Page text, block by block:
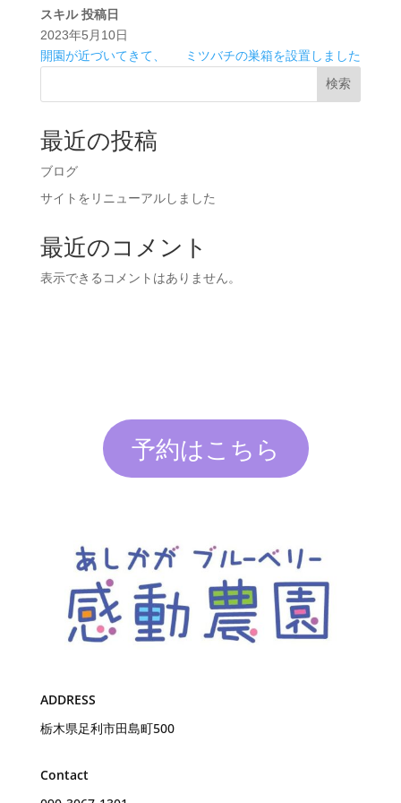
スキル 投稿日
2023年5月10日
開園が近づいてきて、
ミツバチの巣箱を設置しました
検索
最近の投稿
ブログ
サイトをリニューアルしました
最近のコメント
表示できるコメントはありません。
予約はこちら
ADDRESS
栃木県足利市田島町500
Contact